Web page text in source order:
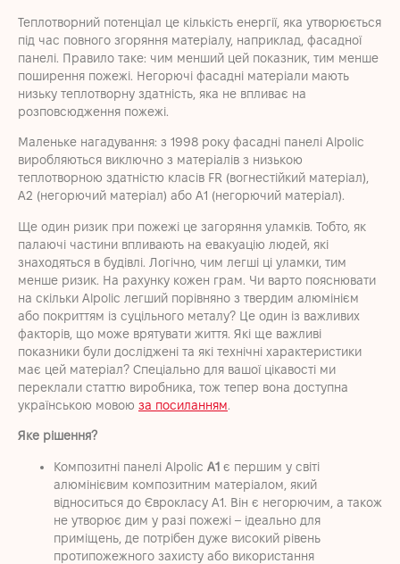
Теплотворний потенціал це кількість енергії, яка утворюється
під час повного згоряння матеріалу, наприклад, фасадної
панелі. Правило таке: чим менший цей показник, тим менше
поширення пожежі. Негорючі фасадні матеріали мають
низьку теплотворну здатність, яка не впливає на
розповсюдження пожежі.
Маленьке нагадування: з 1998 року фасадні панелі Alpolic
виробляються виключно з матеріалів з низькою
теплотворною здатністю класів FR (вогнестійкий матеріал),
A2 (негорючий матеріал) або A1 (негорючий матеріал).
Ще один ризик при пожежі це загоряння уламків. Тобто, як
палаючі частини впливають на евакуацію людей, які
знаходяться в будівлі. Логічно, чим легші ці уламки, тим
менше ризик. На рахунку кожен грам. Чи варто пояснювати
на скільки Alpolic легший порівняно з твердим алюмінієм
або покриттям із суцільного металу? Це один із важливих
факторів, що може врятувати життя. Які ще важливі
показники були досліджені та які технічні характеристики
має цей матеріал? Спеціально для вашої цікавості ми
переклали статтю виробника, тож тепер вона доступна
українською мовою за посиланням.
Яке рішення?
Композитні панелі Alpolic A1 є першим у світі
алюмінієвим композитним матеріалом, який
відноситься до Єврокласу A1. Він є негорючим, а також
не утворює дим у разі пожежі – ідеально для
приміщень, де потрібен дуже високий рівень
протипожежного захисту або використання